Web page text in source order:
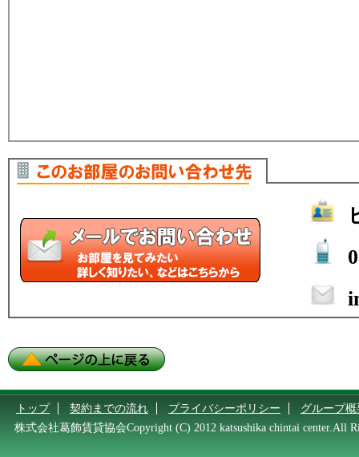
トップ 契約までの流れ プライバシーポリシー
グループ概
株式会社葛飾賃貸協会Copyright (C) 2012 katsushika chintai center.All